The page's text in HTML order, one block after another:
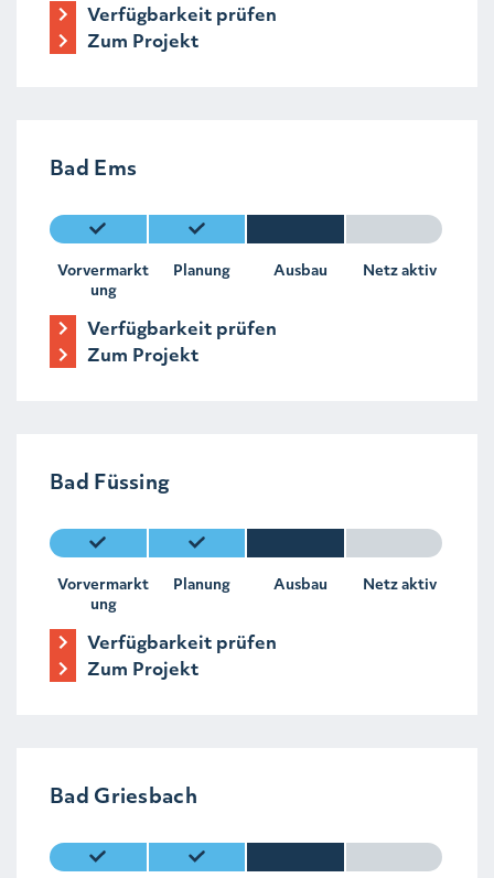
Verfügbarkeit prüfen
Zum Projekt
Bad Ems
Vorvermarkt
ung
Planung Ausbau Netz aktiv
Verfügbarkeit prüfen
Zum Projekt
Bad Füssing
Vorvermarkt
ung
Planung Ausbau Netz aktiv
Verfügbarkeit prüfen
Zum Projekt
Bad Griesbach